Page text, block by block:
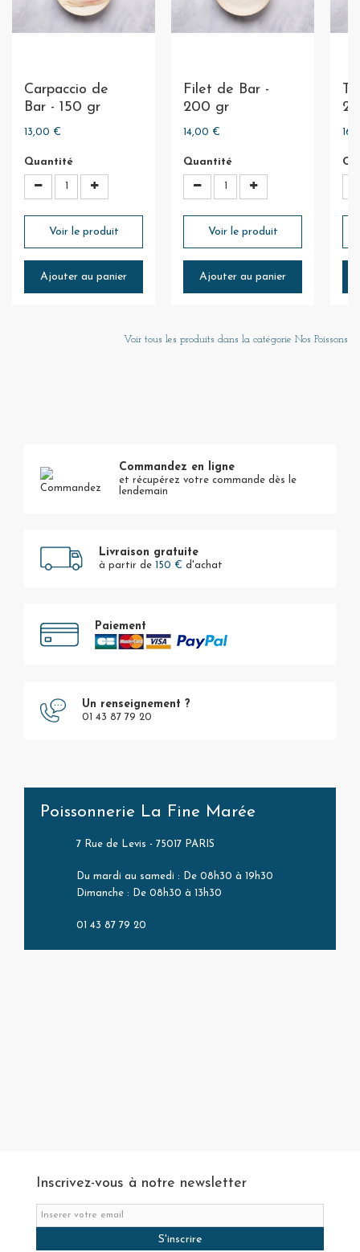
Carpaccio de
Bar - 150 gr
13,00 €
Quantité
Voir le produit
Ajouter au panier
Filet de Bar -
200 gr
14,00 €
Quantité
Voir le produit
Ajouter au panier
Voir tous les produits dans la catégorie Nos Poissons
Commandez en ligne
et récupérez votre commande dès le
lendemain
Livraison gratuite
à partir de 150 € d'achat
Paiement
Un renseignement ?
01 43 87 79 20
Poissonnerie La Fine Marée
7 Rue de Levis - 75017 PARIS
Du mardi au samedi : De 08h30 à 19h30
Dimanche : De 08h30 à 13h30
01 43 87 79 20
Inscrivez-vous à notre newsletter
S'inscrire